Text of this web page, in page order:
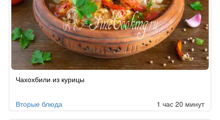
Чахохбили из курицы
Вторые блюда 1 час 20 минут